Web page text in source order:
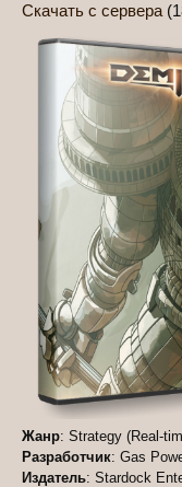
Скачать с сервера
Жанр: Strategy (Real-
Разработчик: Gas
Издатель: Stardock